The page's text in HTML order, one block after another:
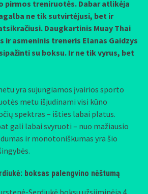
pirmos treniruotės. Dabar atlikėja
ne tik sutvirtėjusi, bet ir
Daugkartinis Muay Thai
ir asmeninis treneris Elanas Gaidzys
su boksu. Ir ne tik vyrus, bet
yra sujungiamos įvairios sporto
metu išjudinami visi kūno
spektras – išties labai platus.
gali labai svyruoti – nuo mažiausio
ir monotoniškumas yra šio
boksas palengvino nėštumą